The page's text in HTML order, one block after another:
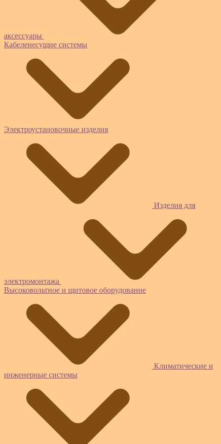
аксессуары
Кабеленесущие системы
Электроустановочные изделия
Изделия для
электромонтажа
Высоковольтное и щитовое оборудование
Климатические и
инженерные системы